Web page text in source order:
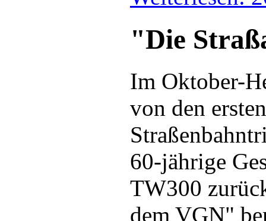
"Die
Im Oktober-
von den
60-jährige
TW300
dem VGN"